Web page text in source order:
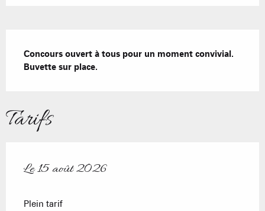
Description
Concours ouvert à tous pour un moment convivial.
Buvette sur place.
Tarifs
Le15 août 2026
Le15 août 2026
Plein tarif